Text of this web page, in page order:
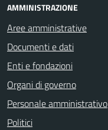
AMMINISTRAZIONE
Aree amministrative
Documenti e dati
Enti e fondazioni
Organi di governo
Personale amministrativo
Politici